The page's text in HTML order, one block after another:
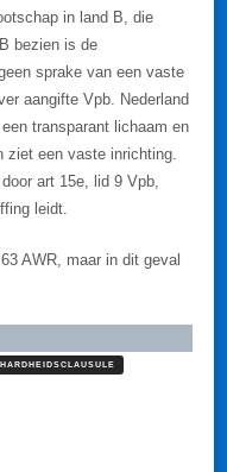
in land B, die
bezien is de
sprake van een vaste
aangifte Vpb. Nederland
transparant lichaam en
ziet een vaste inrichting.
art 15e, lid 9 Vpb,
leidt.
AWR, maar in dit geval
HARDHEIDSCLAUSULE